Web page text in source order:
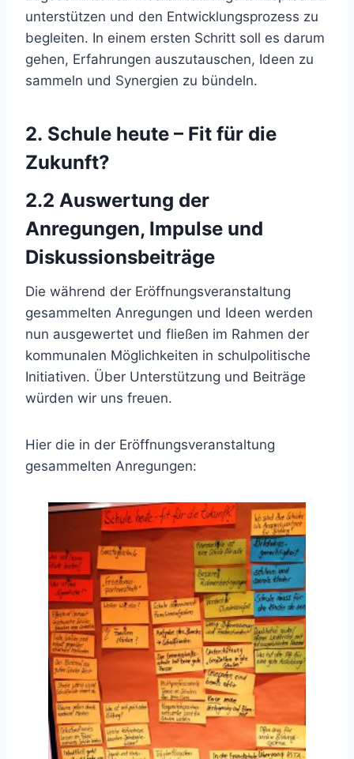
unterstützen und den Entwicklungsprozess zu
begleiten. In einem ersten Schritt soll es darum
gehen, Erfahrungen auszutauschen, Ideen zu
sammeln und Synergien zu bündeln.
2. Schule heute – Fit für die
Zukunft?
2.2 Auswertung der
Anregungen, Impulse und
Diskussionsbeiträge
Die während der Eröffnungsveranstaltung
gesammelten Anregungen und Ideen werden
nun ausgewertet und fließen im Rahmen der
kommunalen Möglichkeiten in schulpolitische
Initiativen. Über Unterstützung und Beiträge
würden wir uns freuen.
Hier die in der Eröffnungsveranstaltung
gesammelten Anregungen: